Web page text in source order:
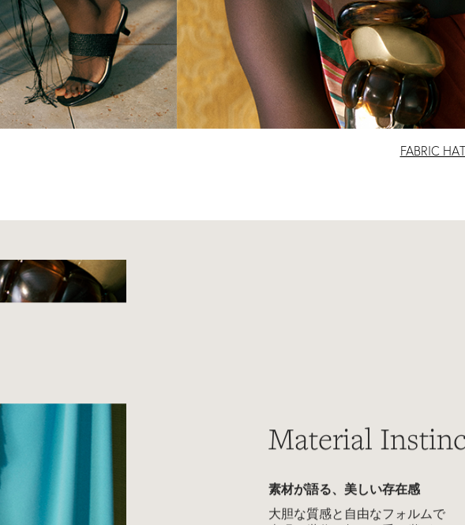
FABRIC HAT
と豊かな表情をお楽しみくださ
い。
さらに見る